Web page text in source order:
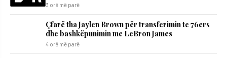
3 orë më parë
Çfarë tha Jaylen Brown për transferimin te 76ers
dhe bashkëpunimin me LeBron James
4 orë më parë